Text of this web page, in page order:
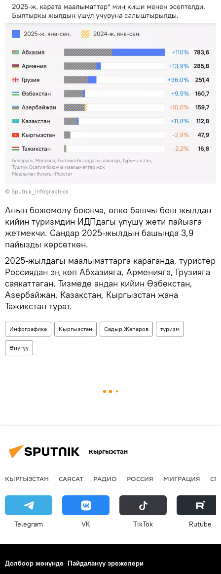
© Sputnik_Infographics
Анын божомолу боюнча, өлкө башчы беш жылдан
кийин туризмдин ИДПдагы үлүшү жети пайызга
жетмекчи. Сандар 2025-жылдын башында 3,9
пайызды көрсөткөн.
2025-жылдагы маалыматтарга караганда, туристер
Россиядан эң көп Абхазияга, Арменияга, Грузияга
саякаттаган. Тизмеде андан кийин Өзбекстан,
Азербайжан, Казакстан, Кыргызстан жана
Тажикстан турат.
Инфографика Кыргызстан Садыр Жапаров туризм
Өнүгүү
Кыргызстан
КЫРГЫЗСТАН САЯСАТ РАДИО РОССИЯ МИГРАЦИЯ
Telegram VK ТikТоk Rutube
Долбоор жөнүндө Пайдалануу эрежелери